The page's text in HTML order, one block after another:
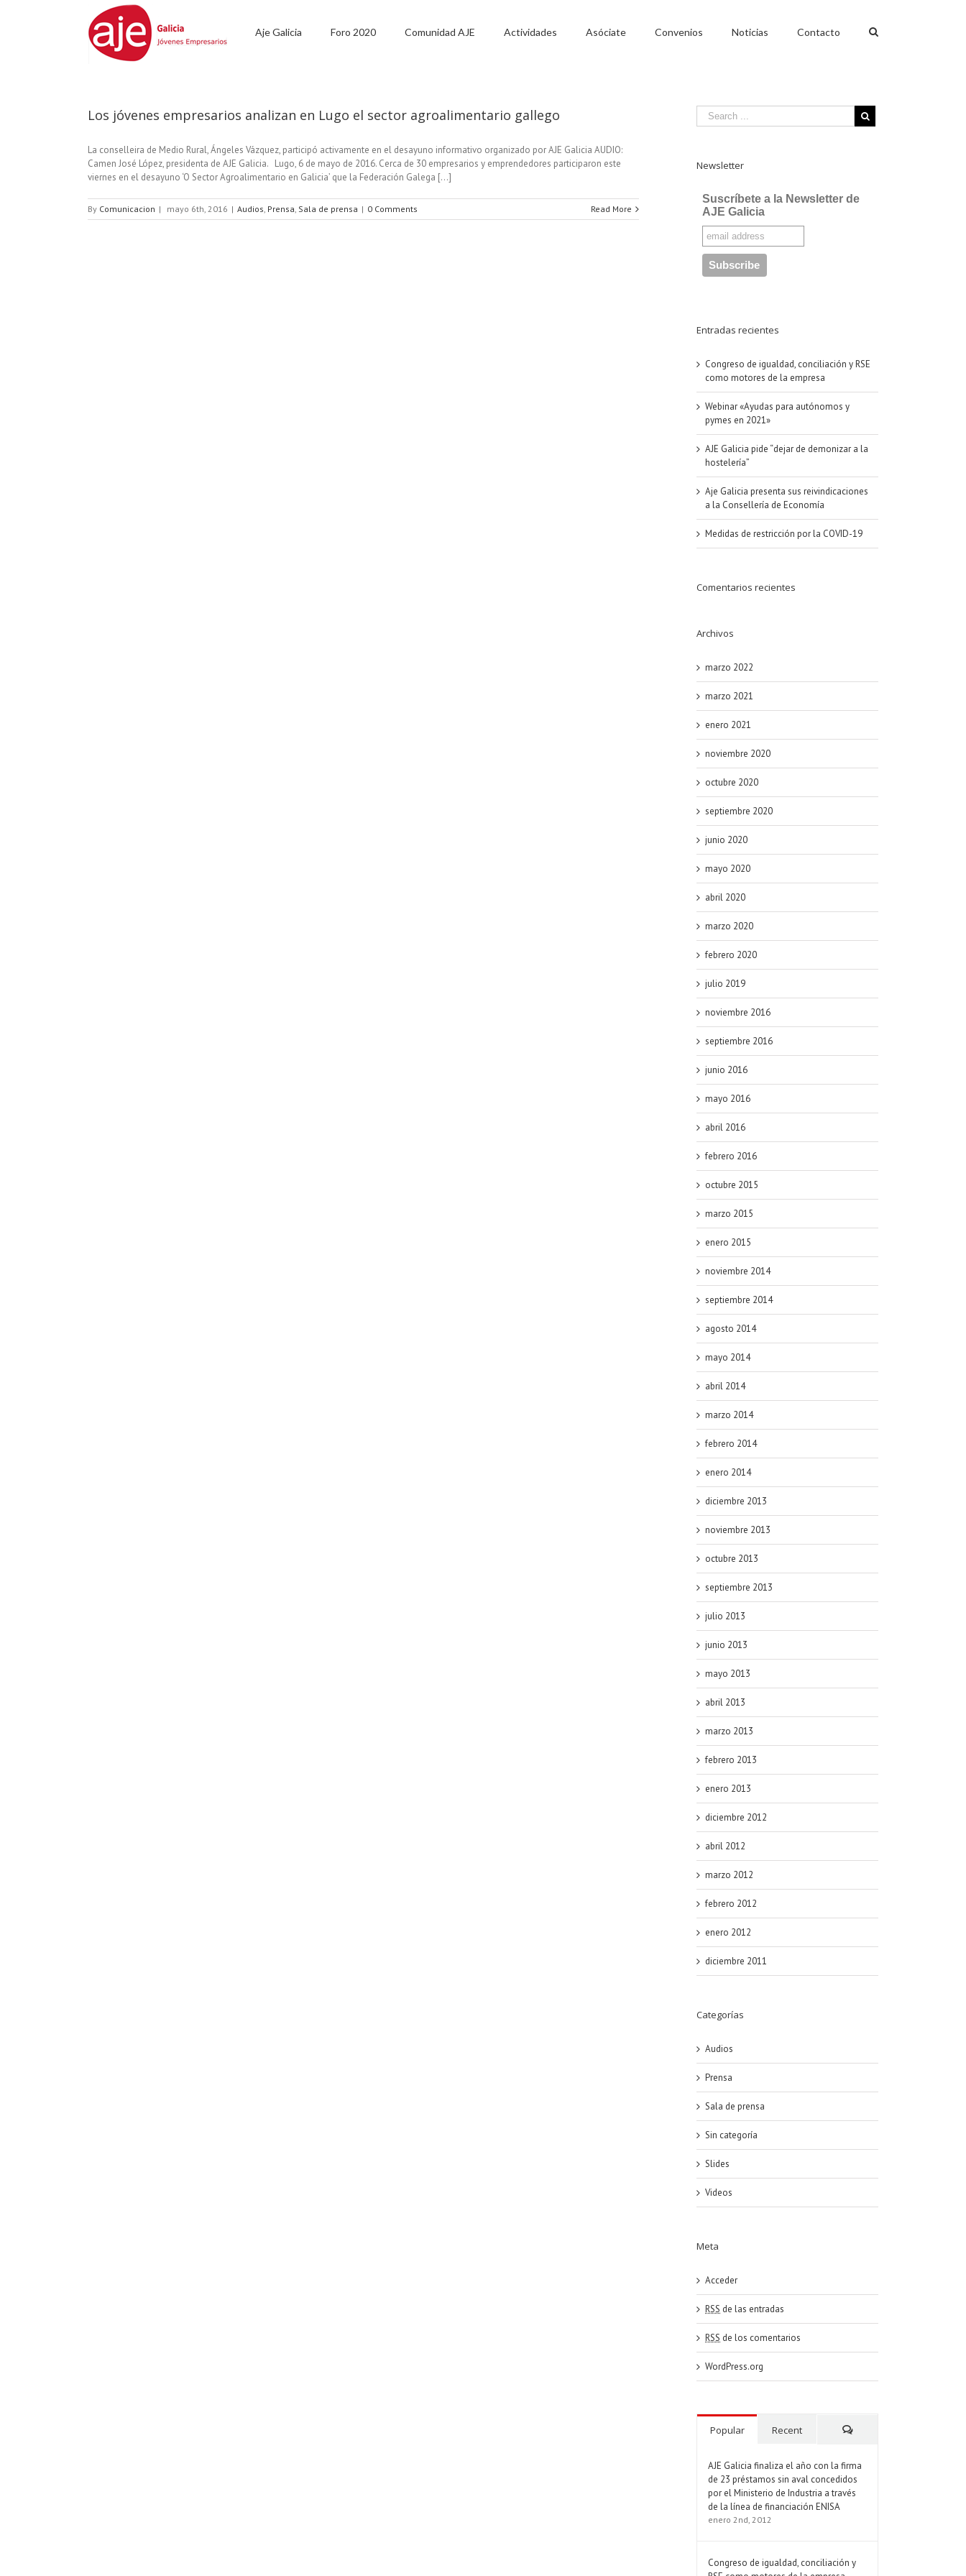
Aje Galicia Foro 2020 Comunidad AJE Actividades Asóciate Convenios Noticias Contacto
Los jóvenes empresarios analizan en Lugo el sector agroalimentario gallego
La conselleira de Medio Rural, Ángeles Vázquez, participó activamente en el desayuno informativo organizado por AJE Galicia AUDIO:
Camen José López, presidenta de AJE Galicia. Lugo, 6 de mayo de 2016. Cerca de 30 empresarios y emprendedores participaron este
viernes en el desayuno ‘O Sector Agroalimentario en Galicia’ que la Federación Galega [...]
By Comunicacion | mayo 6th, 2016 | Audios, Prensa, Sala de prensa | 0 Comments Read More
Newsletter
Suscríbete a la Newsletter de
AJE Galicia
Entradas recientes
Congreso de igualdad, conciliación y RSE
como motores de la empresa
Webinar «Ayudas para autónomos y
pymes en 2021»
AJE Galicia pide “dejar de demonizar a la
hostelería”
Aje Galicia presenta sus reivindicaciones
a la Consellería de Economía
Medidas de restricción por la COVID-19
Comentarios recientes
Archivos
marzo 2022
marzo 2021
enero 2021
noviembre 2020
octubre 2020
septiembre 2020
junio 2020
mayo 2020
abril 2020
marzo 2020
febrero 2020
julio 2019
noviembre 2016
septiembre 2016
junio 2016
mayo 2016
abril 2016
febrero 2016
octubre 2015
marzo 2015
enero 2015
noviembre 2014
septiembre 2014
agosto 2014
mayo 2014
abril 2014
marzo 2014
febrero 2014
enero 2014
diciembre 2013
noviembre 2013
octubre 2013
septiembre 2013
julio 2013
junio 2013
mayo 2013
abril 2013
marzo 2013
febrero 2013
enero 2013
diciembre 2012
abril 2012
marzo 2012
febrero 2012
enero 2012
diciembre 2011
Categorías
Audios
Prensa
Sala de prensa
Sin categoría
Slides
Videos
Meta
Acceder
RSS de las entradas
RSS de los comentarios
WordPress.org
Popular Recent
AJE Galicia finaliza el año con la firma
de 23 préstamos sin aval concedidos
por el Ministerio de Industria a través
de la línea de financiación ENISA
enero 2nd, 2012
Congreso de igualdad, conciliación y